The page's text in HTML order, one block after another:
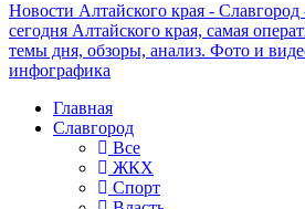
Новости Алтайского края - Славгород
сегодня Алтайского края, самая
темы дня, обзоры, анализ. Фото и
инфографика
Главная
Славгород
Все
ЖКХ
Спорт